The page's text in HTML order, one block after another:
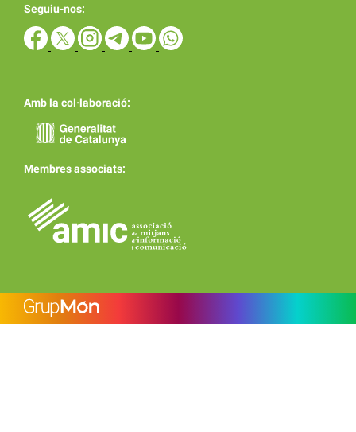
Seguiu-nos:
Amb la col·laboració:
Membres associats: